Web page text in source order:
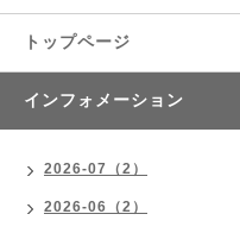
トップページ
インフォメーション
2026-07（2）
2026-06（2）